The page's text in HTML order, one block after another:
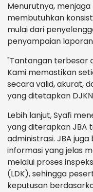
Menurutnya,
membutuhkan
mulai dari
penyampaian
"Tantangan terbesar
Kami memastikan
secara valid, akurat,
yang ditetapkan
Lebih lanjut, Syafi
yang diterapkan JBA
administrasi. JBA
informasi yang jelas
melalui proses
(LDK), sehingga
keputusan